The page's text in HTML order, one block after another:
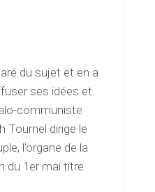
du sujet et en a
ses idées et
communiste
Tournel dirige le
l’organe de la
du 1er mai titre